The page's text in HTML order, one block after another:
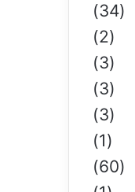
(34)
(2)
(3)
(3)
(3)
(1)
(60)